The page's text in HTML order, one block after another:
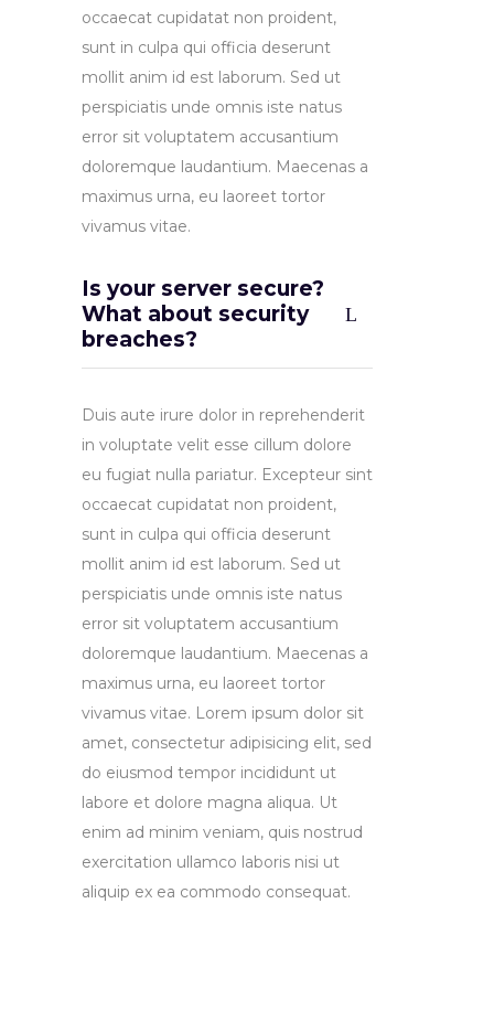
occaecat cupidatat non proident,
sunt in culpa qui officia deserunt
mollit anim id est laborum. Sed ut
perspiciatis unde omnis iste natus
error sit voluptatem accusantium
doloremque laudantium. Maecenas a
maximus urna, eu laoreet tortor
vivamus vitae.
Is your server secure?
What about security
breaches?
Duis aute irure dolor in reprehenderit
in voluptate velit esse cillum dolore
eu fugiat nulla pariatur. Excepteur sint
occaecat cupidatat non proident,
sunt in culpa qui officia deserunt
mollit anim id est laborum. Sed ut
perspiciatis unde omnis iste natus
error sit voluptatem accusantium
doloremque laudantium. Maecenas a
maximus urna, eu laoreet tortor
vivamus vitae. Lorem ipsum dolor sit
amet, consectetur adipisicing elit, sed
do eiusmod tempor incididunt ut
labore et dolore magna aliqua. Ut
enim ad minim veniam, quis nostrud
exercitation ullamco laboris nisi ut
aliquip ex ea commodo consequat.